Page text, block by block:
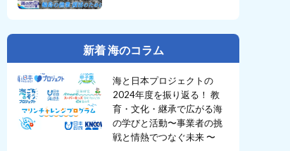
新着 海のコラム
海と日本プロジェクトの
2024年度を振り返る！ 教
育・文化・継承で広がる海
の学びと活動〜事業者の挑
戦と情熱でつなぐ未来 〜